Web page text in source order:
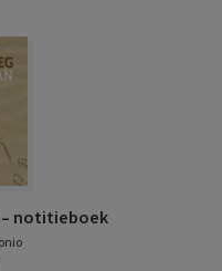
notitieboek